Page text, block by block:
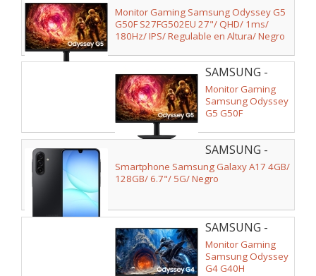
y Plata
LS27FG502EUXEN
Monitor Gaming Samsung Odyssey G5
G50F S27FG502EU 27"/ QHD/ 1ms/
180Hz/ IPS/ Regulable en Altura/ Negro
SAMSUNG -
LS27FG506EUXEN
Monitor Gaming
Samsung Odyssey
G5 G50F
QHD/ 1ms/ 180Hz/
IPS/ Regulable en
Altura/ Negro
SAMSUNG -
SM-
A176BZKAEUB
Smartphone Samsung Galaxy A17 4GB/
128GB/ 6.7"/ 5G/ Negro
SAMSUNG -
LS27HG402EUXEN
Monitor Gaming
Samsung Odyssey
G4 G40H